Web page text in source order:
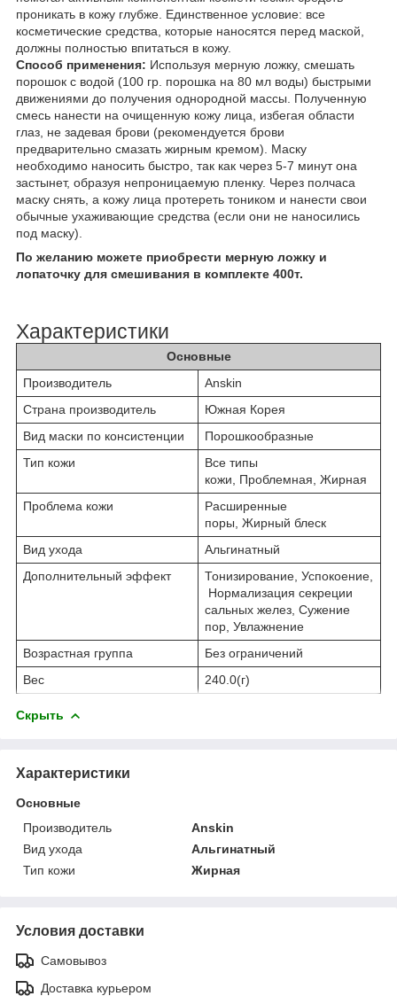
проникать в кожу глубже. Единственное условие: все
косметические средства, которые наносятся перед маской,
должны полностью впитаться в кожу.
Способ применения: Используя мерную ложку, смешать
порошок с водой (100 гр. порошка на 80 мл воды) быстрыми
движениями до получения однородной массы. Полученную
смесь нанести на очищенную кожу лица, избегая области
глаз, не задевая брови (рекомендуется брови
предварительно смазать жирным кремом). Маску
необходимо наносить быстро, так как через 5-7 минут она
застынет, образуя непроницаемую пленку. Через полчаса
маску снять, а кожу лица протереть тоником и нанести свои
обычные ухаживающие средства (если они не наносились
под маску).
По желанию можете приобрести мерную ложку и
лопаточку для смешивания в комплекте 400т.
Характеристики
Основные
Производитель
Anskin
Страна производитель
Южная Корея
Вид маски по консистенции
Порошкообразные
Тип кожи
Все типы
кожи, Проблемная, Жирная
Проблема кожи
Расширенные
поры, Жирный блеск
Вид ухода
Альгинатный
Дополнительный эффект
Тонизирование, Успокоение,
Нормализация секреции
сальных желез, Сужение
пор, Увлажнение
Возрастная группа
Без ограничений
Вес
240.0(г)
Скрыть
Характеристики
Основные
Производитель
Anskin
Вид ухода
Альгинатный
Тип кожи
Жирная
Условия доставки
Самовывоз
Доставка курьером